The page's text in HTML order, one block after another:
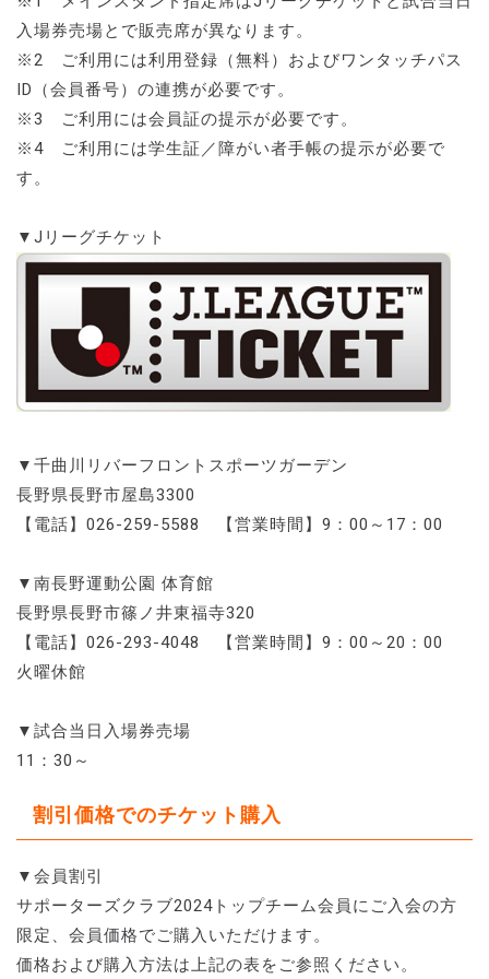
入場券売場とで販売席が異なります。
※2 ご利用には利用登録（無料）およびワンタッチパス
ID（会員番号）の連携が必要です。
※3 ご利用には会員証の提示が必要です。
※4 ご利用には学生証／障がい者手帳の提示が必要で
す。
▼Jリーグチケット
▼千曲川リバーフロントスポーツガーデン
長野県長野市屋島3300
【電話】026-259-5588 【営業時間】9：00～17：00
▼南長野運動公園 体育館
長野県長野市篠ノ井東福寺320
【電話】026-293-4048 【営業時間】9：00～20：00
火曜休館
▼試合当日入場券売場
11：30～
割引価格でのチケット購入
▼会員割引
サポーターズクラブ2024トップチーム会員にご入会の方
限定、会員価格でご購入いただけます。
価格および購入方法は上記の表をご参照ください。